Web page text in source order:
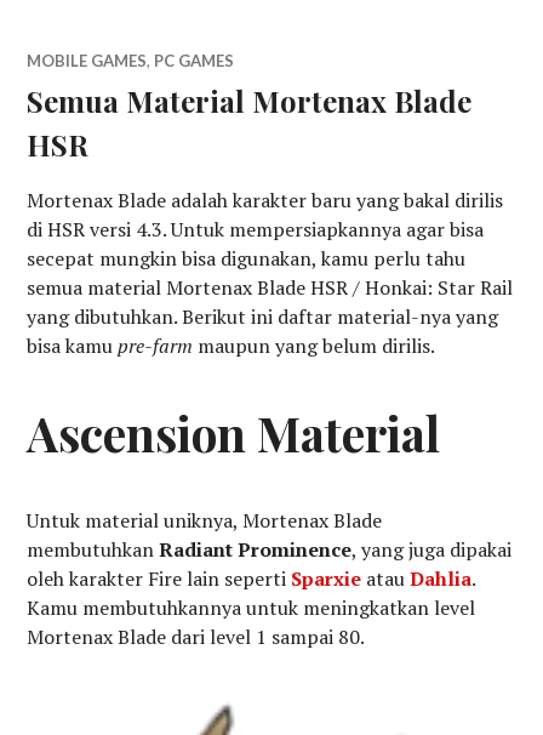
MOBILE GAMES, PC GAMES
Semua Material Mortenax Blade
HSR
Mortenax Blade adalah karakter baru yang bakal dirilis
di HSR versi 4.3. Untuk mempersiapkannya agar bisa
secepat mungkin bisa digunakan, kamu perlu tahu
semua material Mortenax Blade HSR / Honkai: Star Rail
yang dibutuhkan. Berikut ini daftar material-nya yang
bisa kamupre-farm maupun yang belum dirilis.
Ascension Material
Untuk material uniknya, Mortenax Blade
membutuhkanRadiant Prominence, yang juga dipakai
oleh karakter Fire lain seperti Sparxie atauDahlia.
Kamu membutuhkannya untuk meningkatkan level
Mortenax Blade dari level 1 sampai 80.